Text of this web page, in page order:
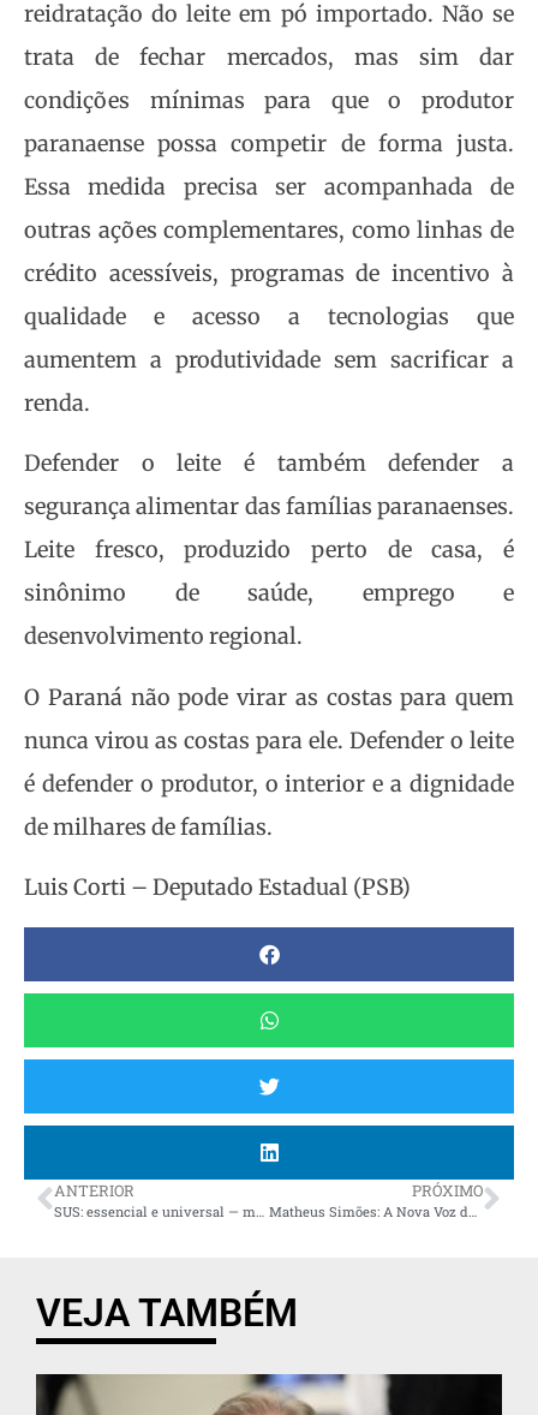
reidratação do leite em pó importado. Não se
trata de fechar mercados, mas sim dar
condições mínimas para que o produtor
paranaense possa competir de forma justa.
Essa medida precisa ser acompanhada de
outras ações complementares, como linhas de
crédito acessíveis, programas de incentivo à
qualidade e acesso a tecnologias que
aumentem a produtividade sem sacrificar a
renda.
Defender o leite é também defender a
segurança alimentar das famílias paranaenses.
Leite fresco, produzido perto de casa, é
sinônimo de saúde, emprego e
desenvolvimento regional.
O Paraná não pode virar as costas para quem
nunca virou as costas para ele. Defender o leite
é defender o produtor, o interior e a dignidade
de milhares de famílias.
Luis Corti – Deputado Estadual (PSB)
ANTERIOR PRÓXIMO
VEJA TAMBÉM